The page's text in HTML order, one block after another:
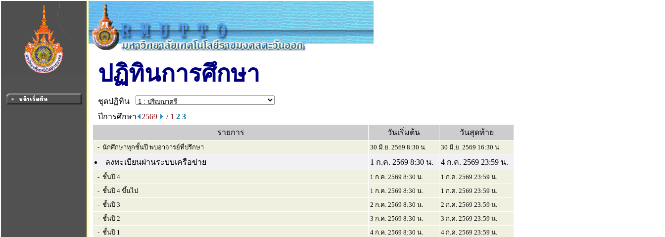
ปฏิทินการศึกษา
ชุดปฏิทิน
ปีการศึกษา
2569 / 1 2 3
รายการ
วันเริ่มต้น วันสุดท้าย
- นักศึกษาทุกชั้นปี พบอาจารย์ที่ปรึกษา 30 มิ.ย. 2569 8:30 น. 30 มิ.ย. 2569 16:30 น.
ลงทะเบียนผ่านระบบเครือข่าย 1 ก.ค. 2569 8:30 น. 4 ก.ค. 2569 23:59 น.
- ชั้นปี 4 1 ก.ค. 2569 8:30 น.
1 ก.ค. 2569 23:59 น.
- ชั้นปี 4 ขึ้นไป
1 ก.ค. 2569 8:30 น.
1 ก.ค. 2569 23:59 น.
- ชั้นปี 3
2 ก.ค. 2569 8:30 น.
2 ก.ค. 2569 23:59 น.
- ชั้นปี 2
3 ก.ค. 2569 8:30 น.
3 ก.ค. 2569 23:59 น.
- ชั้นปี 1
4 ก.ค. 2569 8:30 น. 4 ก.ค. 2569 23:59 น.